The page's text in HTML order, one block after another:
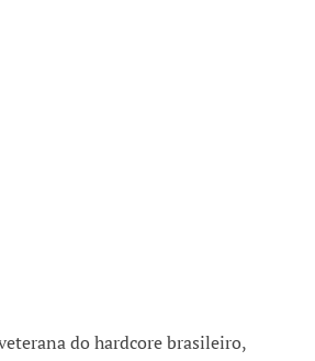
do hardcore brasileiro,